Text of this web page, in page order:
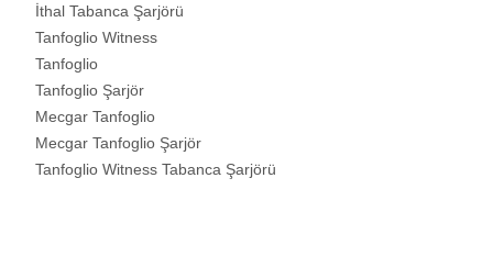
İthal Tabanca Şarjörü
Tanfoglio Witness
Tanfoglio
Tanfoglio Şarjör
Mecgar Tanfoglio
Mecgar Tanfoglio Şarjör
Tanfoglio Witness Tabanca Şarjörü